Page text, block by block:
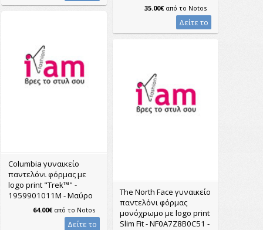
35.00€από το Notos
Δείτε το
Columbia γυναικείο
παντελόνι φόρμας με
logo print "Trek™" -
1959901011M - Μαύρο
64.00€από το Notos
Δείτε το
The North Face γυναικείο
παντελόνι φόρμας
μονόχρωμο με logo print
Slim Fit - NF0A7Z8B0C51 -